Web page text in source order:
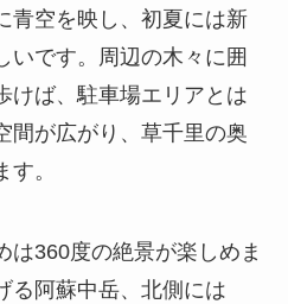
青空を映し、初夏には新
いです。周辺の木々に囲
けば、駐車場エリアとは
間が広がり、草千里の奥
。
は360度の絶景が楽しめま
る阿蘇中岳、北側には